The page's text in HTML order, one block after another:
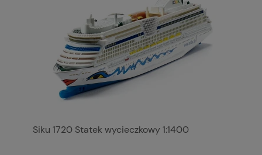
Siku 1720 Statek wycieczkowy 1:1400